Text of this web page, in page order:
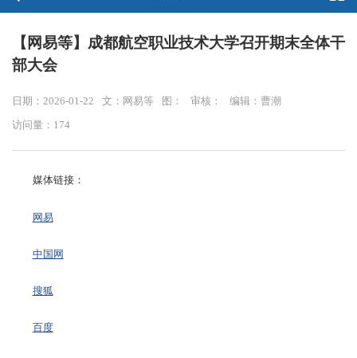
【网易等】成都航空职业技术大学召开期末全体干
部大会
日期：2026-01-22 文：网易等 图： 审核： 编辑：曹潮
访问量： 174
媒体链接：
网易
中国网
搜狐
百度